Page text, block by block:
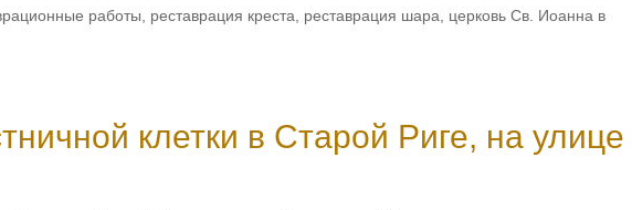
работы, реставрация креста, реставрация шара, церковь Св. Иоанна в
клетки в Старой Риге, на улице